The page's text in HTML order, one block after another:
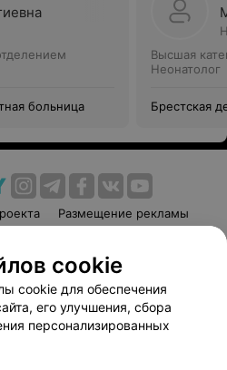
больница
Высшая
Неонатолог
Брестская
Размещение рекламы
Способы оплаты
Партнеры
103.by
cookie
cookie для обеспечения
его улучшения, сбора
персонализированных